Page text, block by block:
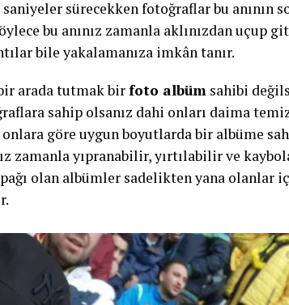
sürecekken fotoğraflar bu anının
bu anınız zamanla aklınızdan uçup
bile yakalamanıza imkân tanır.
arada tutmak birfoto albüm sahibi
sahip olsanız dahi onları daima
göre uygun boyutlarda bir albüme
zamanla yıpranabilir, yırtılabilir ve
olan albümler sadelikten yana olanlar